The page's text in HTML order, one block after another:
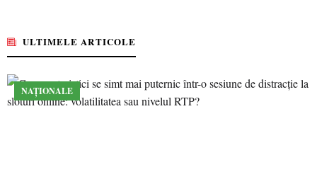
ULTIMELE ARTICOLE
NAȚIONALE